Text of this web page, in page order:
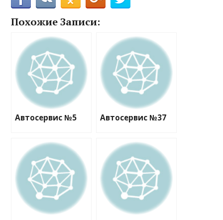
Похожие Записи:
Автосервис №5 Автосервис №37